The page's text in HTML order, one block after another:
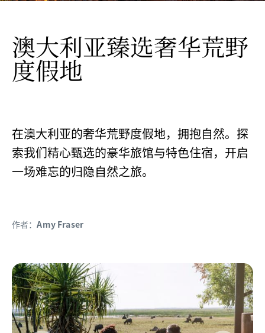
澳大利亚臻选奢华荒野
度假地
在澳大利亚的奢华荒野度假地，拥抱自然。探
索我们精心甄选的豪华旅馆与特色住宿，开启
一场难忘的归隐自然之旅。
作者：Amy Fraser